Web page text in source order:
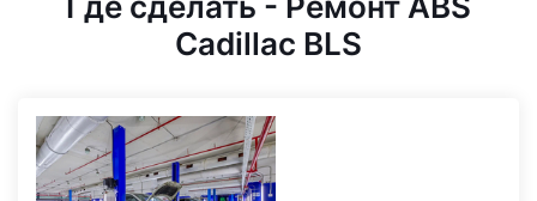
Cadillac BLS